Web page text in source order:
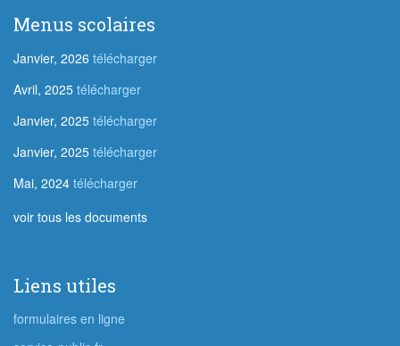
Menus scolaires
Janvier, 2026 télécharger
Avril, 2025 télécharger
Janvier, 2025 télécharger
Janvier, 2025 télécharger
Mai, 2024 télécharger
voir tous les documents
Liens utiles
formulaires en ligne